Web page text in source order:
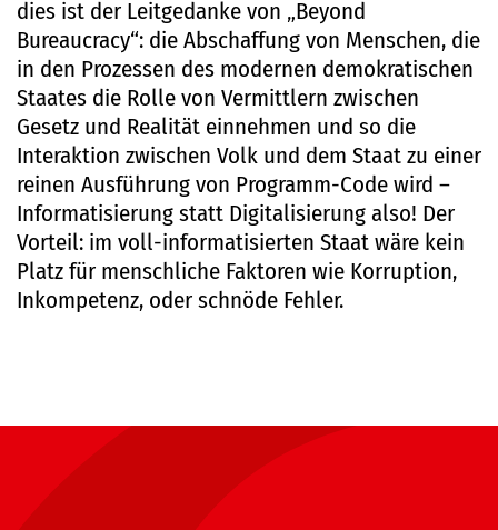
dies ist der Leitgedanke von „Beyond
Bureaucracy“: die Abschaffung von Menschen, die
in den Prozessen des modernen demokratischen
Staates die Rolle von Vermittlern zwischen
Gesetz und Realität einnehmen und so die
Interaktion zwischen Volk und dem Staat zu einer
reinen Ausführung von Programm-Code wird –
Informatisierung statt Digitalisierung also! Der
Vorteil: im voll-informatisierten Staat wäre kein
Platz für menschliche Faktoren wie Korruption,
Inkompetenz, oder schnöde Fehler.